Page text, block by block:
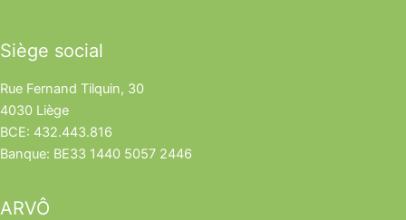
Siège social
Rue Fernand Tilquin, 30
4030 Liège
BCE: 432.443.816
Banque: BE33 1440 5057 2446
ARVÔ